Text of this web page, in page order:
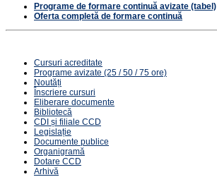
Programe de formare continuă avizate (tabel)
Oferta completă de formare continuă
Cursuri acreditate
Programe avizate (25 / 50 / 75 ore)
Noutăți
Înscriere cursuri
Eliberare documente
Bibliotecă
CDI și filiale CCD
Legislație
Documente publice
Organigramă
Dotare CCD
Arhivă